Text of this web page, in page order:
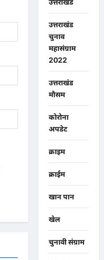
उत्तराखंड
उत्तराखंड
चुनाव
महासंग्राम
2022
उत्तराखंड
मौसम
कोरोना
अपडेट
क्राइम
क्राईम
खान पान
खेल
चुनावी संग्राम